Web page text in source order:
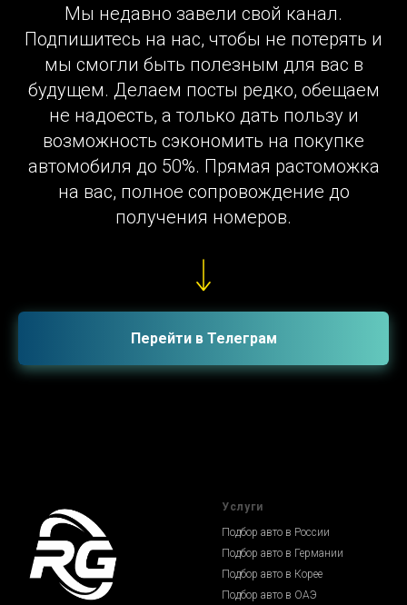
Мы недавно завели свой канал.
Подпишитесь на нас, чтобы не потерять и
мы смогли быть полезным для вас в
будущем. Делаем посты редко, обещаем
не надоесть, а только дать пользу и
возможность сэкономить на покупке
автомобиля до 50%. Прямая растоможка
на вас, полное сопровождение до
получения номеров.
Перейти в Телеграм
Услуги
Подбор авто в России
Подбор авто в Германии
Подбор авто в Корее
Подбор авто в ОАЭ